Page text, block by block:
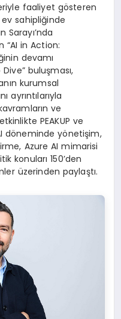
faaliyet gösteren
sahipliğinde
“AI in Action:
devamı
buluşması,
kurumsal
ayrıntılarıyla
ve
PEAKUP ve
döneminde yönetişim,
Azure AI mimarisi
konuları 150’den
üzerinden paylaştı.